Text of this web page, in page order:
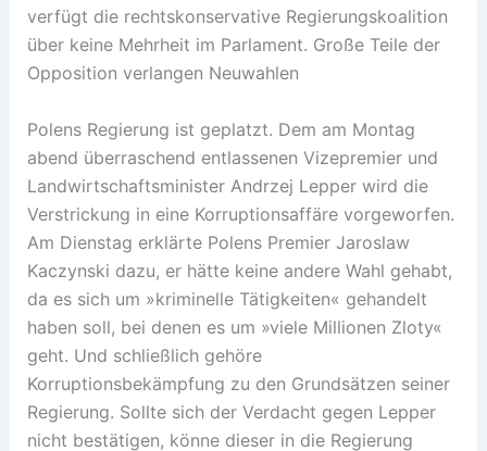
verfügt die rechtskonservative Regierungskoalition
über keine Mehrheit im Parlament. Große Teile der
Opposition verlangen Neuwahlen
Polens Regierung ist geplatzt. Dem am Montag
abend überraschend entlassenen Vizepremier und
Landwirtschaftsminister Andrzej Lepper wird die
Verstrickung in eine Korruptionsaffäre vorgeworfen.
Am Dienstag erklärte Polens Premier Jaroslaw
Kaczynski dazu, er hätte keine andere Wahl gehabt,
da es sich um »kriminelle Tätigkeiten« gehandelt
haben soll, bei denen es um »viele Millionen Zloty«
geht. Und schließlich gehöre
Korruptionsbekämpfung zu den Grundsätzen seiner
Regierung. Sollte sich der Verdacht gegen Lepper
nicht bestätigen, könne dieser in die Regierung